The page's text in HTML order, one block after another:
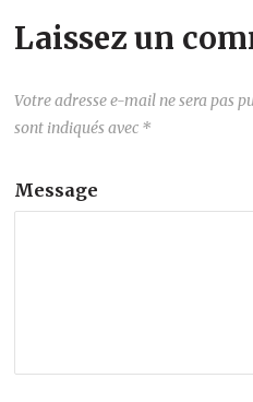
Laissez un
Votre adresse e-mail ne sera pas
sont indiqués avec *
Message